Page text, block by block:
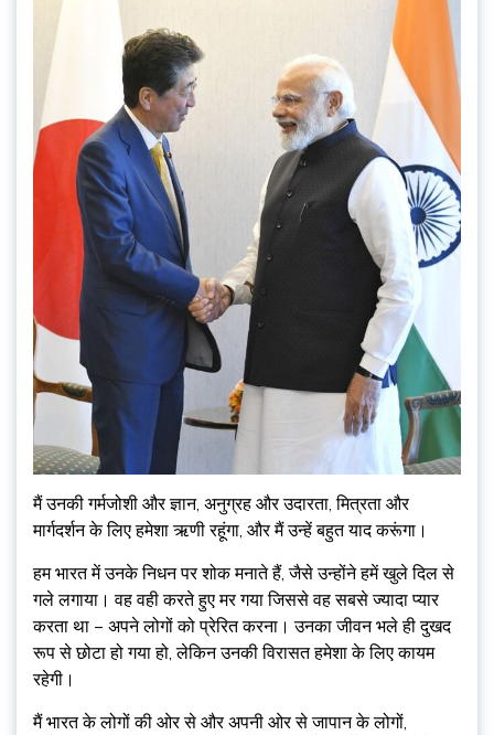
मैं उनकी गर्मजोशी और ज्ञान, अनुग्रह और उदारता, मित्रता और
मार्गदर्शन के लिए हमेशा ऋणी रहूंगा, और मैं उन्हें बहुत याद करूंगा।
हम भारत में उनके निधन पर शोक मनाते हैं, जैसे उन्होंने हमें खुले दिल से
गले लगाया। वह वही करते हुए मर गया जिससे वह सबसे ज्यादा प्यार
करता था – अपने लोगों को प्रेरित करना। उनका जीवन भले ही दुखद
रूप से छोटा हो गया हो, लेकिन उनकी विरासत हमेशा के लिए कायम
रहेगी।
मैं भारत के लोगों की ओर से और अपनी ओर से जापान के लोगों,